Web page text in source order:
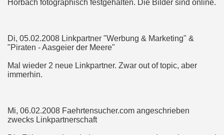
Horbach fotographisch festgehalten. Die Bilder sind online.
Di, 05.02.2008 Linkpartner "Werbung & Marketing" &
"Piraten - Aasgeier der Meere"
Mal wieder 2 neue Linkpartner. Zwar out of topic, aber
immerhin.
Mi, 06.02.2008 Faehrtensucher.com angeschrieben
zwecks Linkpartnerschaft